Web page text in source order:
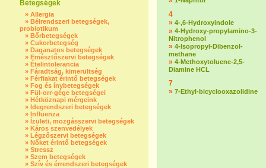
Betegségek
» Allergia
» Bélrendszeri betegségek,
probiotikum
» Bőrbetegségek
» Cukorbetegség
» Daganatos betegségek
» Emésztőszervi betegségek
» Ételintolerancia
» Fáradtság, kimerültség
» Férfiakat érintő betegségek
» Fog és ínybetegségek
» Fül-orr-gége betegségei
» Hétköznapi mérgeink
» Idegrendszeri betegségek
» Influenza
» Ízületi, mozgásszervi betegségek
» Káros szenvedélyek
» Légzőszervi betegségek
» Nőket érintő betegségek
» Stressz
» Szem betegségek
» Szív és érrendszeri betegségek
4
» 4-,6-Hydroxyindole
» 4-Hydroxy-propylamino-3-
Nitrophenol
» 4-Isopropyl-Dibenzol-
methane
» 4-Methoxytoluene-2,5-
Diamine HCL
7
» 7-Ethyl-bicyclooxazolidine